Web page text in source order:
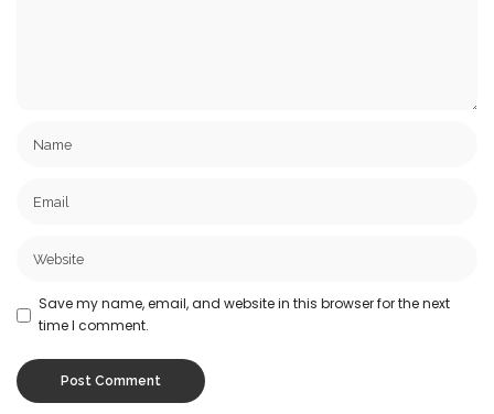
Save my name, email, and website in this browser for the next
time I comment.